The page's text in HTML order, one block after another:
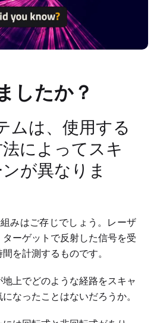
したか？
ムは、使用する
によってスキ
が異なりま
みはご存じでしょう。レーザ
ーゲットで反射した信号を受
を計測するものです。
上でどのような経路をスキャ
なったことはないだろうか。